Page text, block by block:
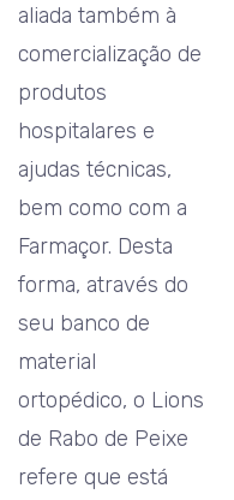
aliada também à
comercialização de
produtos
hospitalares e
ajudas técnicas,
bem como com a
Farmaçor. Desta
forma, através do
seu banco de
material
ortopédico, o Lions
de Rabo de Peixe
refere que está